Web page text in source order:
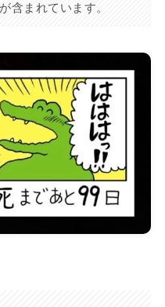
含まれています。